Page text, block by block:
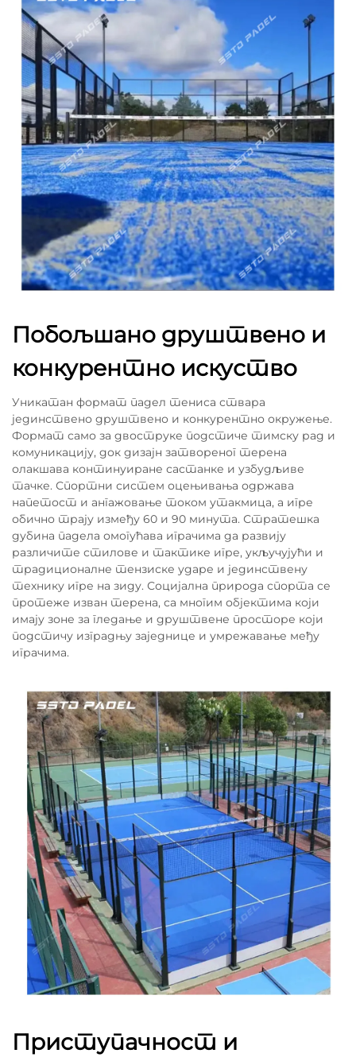
Побољшано друштвено и
конкурентно искуство
Уникатан формат падел тениса ствара
јединствено друштвено и конкурентно окружење.
Формат само за двоструке подстиче тимску рад и
комуникацију, док дизајн затвореног терена
олакшава континуиране састанке и узбудљиве
тачке. Спортни систем оцењивања одржава
напетост и ангажовање током утакмица, а игре
обично трају између 60 и 90 минута. Стратешка
дубина падела омогућава играчима да развију
различите стилове и тактике игре, укључујући и
традиционалне тензиске ударе и јединствену
технику игре на зиду. Социјална природа спорта се
протеже изван терена, са многим објектима који
имају зоне за гледање и друштвене просторе који
подстичу изградњу заједнице и умрежавање међу
играчима.
Приступачност и